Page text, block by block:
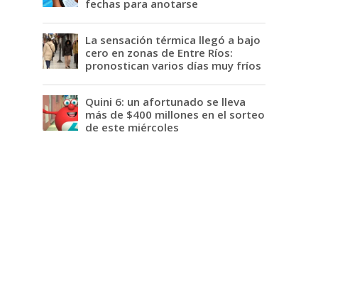
fechas para anotarse
La sensación térmica llegó a bajo
cero en zonas de Entre Ríos:
pronostican varios días muy fríos
Quini 6: un afortunado se lleva
más de $400 millones en el sorteo
de este miércoles